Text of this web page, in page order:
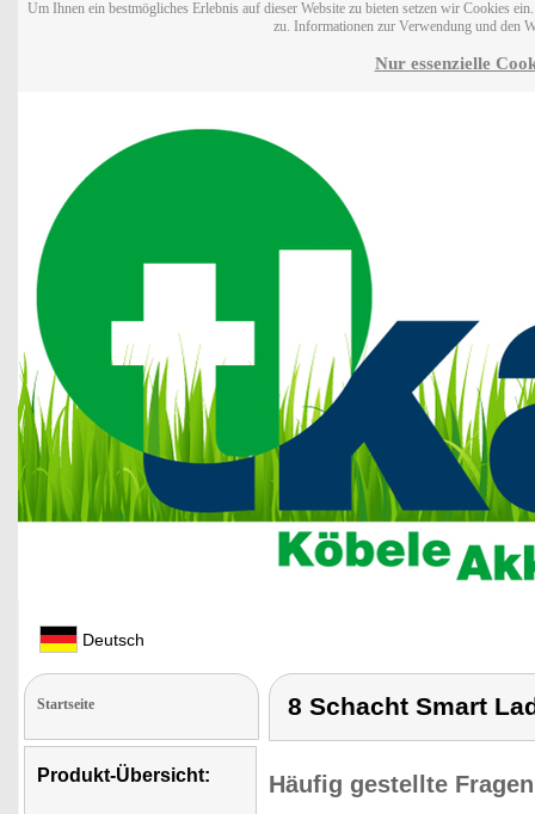
Um Ihnen ein bestmögliches Erlebnis auf dieser Website zu bieten setzen wir Cookies
zu. Informationen zur Verwendung und den
Nur essenzielle
Deutsch
Startseite
Produkt-Übersicht:
8 Schacht Smart
Häufig gestellte